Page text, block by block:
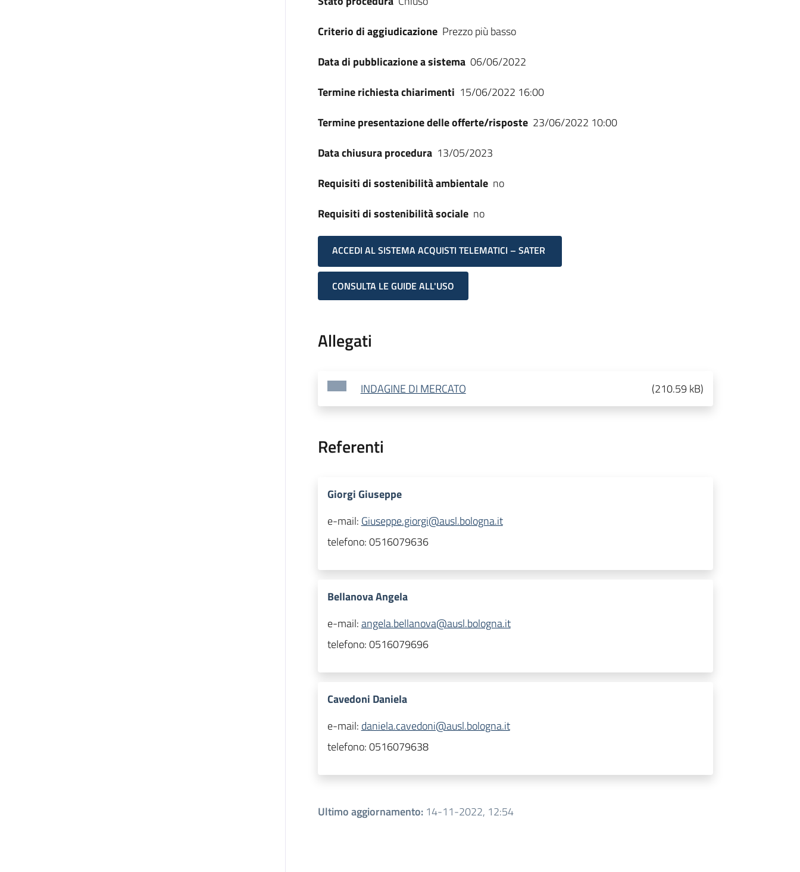
Criterio di aggiudicazione Prezzo più basso
Data di pubblicazione a sistema 06/06/2022
Termine richiesta chiarimenti 15/06/2022 16:00
Termine presentazione delle offerte/risposte 23/06/2022 10:00
Data chiusura procedura 13/05/2023
Requisiti di sostenibilità ambientale no
Requisiti di sostenibilità sociale no
ACCEDI AL SISTEMA ACQUISTI TELEMATICI – SATER
CONSULTA LE GUIDE ALL'USO
Allegati
INDAGINE DI MERCATO (210.59 kB)
Referenti
Giorgi Giuseppe
e-mail: Giuseppe.giorgi@ausl.bologna.it
telefono:0516079636
Bellanova Angela
e-mail:angela.bellanova@ausl.bologna.it
telefono:0516079696
Cavedoni Daniela
e-mail: daniela.cavedoni@ausl.bologna.it
telefono:0516079638
Ultimo aggiornamento: 14-11-2022, 12:54